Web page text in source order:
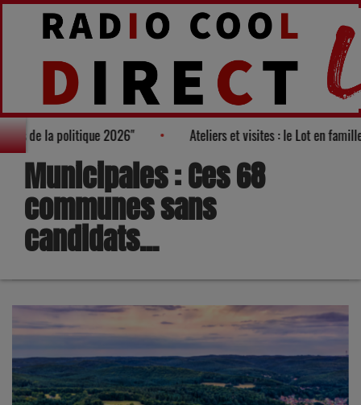
visages de la politique 2026" Ateliers et visites : le Lot
Municipales : Ces 68
communes sans
candidats...